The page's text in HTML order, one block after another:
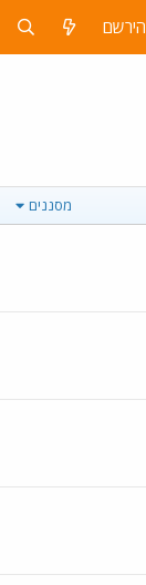
הירשם
מסננים